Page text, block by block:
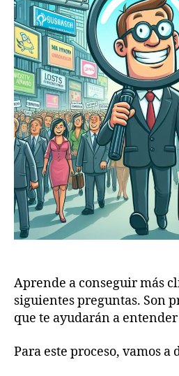
Aprende a conseguir más
siguientes preguntas. Son
que te ayudarán a
Para este proceso, vamos